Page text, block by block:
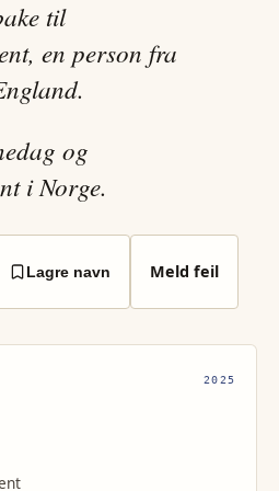
til
en person fra
og
i Norge.
Lagre navn Meld feil
2025